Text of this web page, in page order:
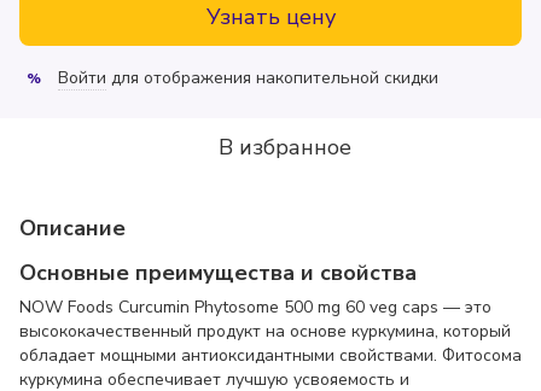
Узнать цену
% Войти для отображения накопительной скидки
В избранное
Описание
Основные преимущества и свойства
NOW Foods Curcumin Phytosome 500 mg 60 veg caps — это
высококачественный продукт на основе куркумина, который
обладает мощными антиоксидантными свойствами. Фитосома
куркумина обеспечивает лучшую усвояемость и